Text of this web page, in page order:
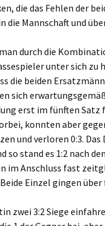
die das Fehlen der
die Mannschaft und
durch die
unter sich
die beiden
sich
erst im fünften
konnten aber
und verloren 0:3.
so stand es 1:2 nach
im Anschluss fast
Einzel gingen
zwei 3:2 Siege